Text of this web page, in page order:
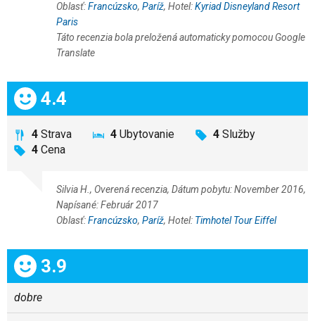
Oblasť:Francúzsko, Paríž, Hotel:Kyriad Disneyland Resort
Paris
Táto recenzia bola preložená automaticky pomocou Google
Translate
Celkom:
4.4
4 Strava 4 Ubytovanie 4 Služby
4 Cena
Silvia H., Overená recenzia, Dátum pobytu: November 2016,
Napísané: Február 2017
Oblasť:Francúzsko, Paríž, Hotel: Timhotel Tour Eiffel
Celkom:
3.9
dobre